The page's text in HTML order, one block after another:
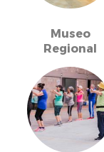
Museo
Regional